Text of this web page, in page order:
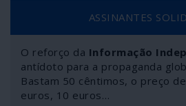
ASSINANTES
O reforço da Informação
antídoto para a propaganda
Bastam 50 cêntimos, o preço
euros, 10 euros…